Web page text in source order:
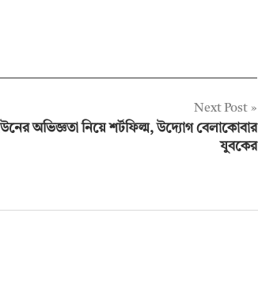
Next Post
অভিজ্ঞতা নিয়ে শর্টফিল্ম, উদ্যোগ বেলাকোবার
যুবকের